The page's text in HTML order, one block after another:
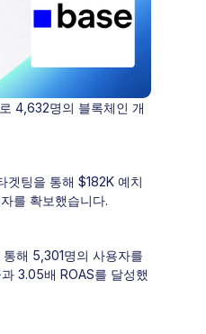
4,632명의 블록체인 개
팅을 통해 $182K 예치
를 확보했습니다.
해 5,301명의 사용자를
3.05배 ROAS를 달성했